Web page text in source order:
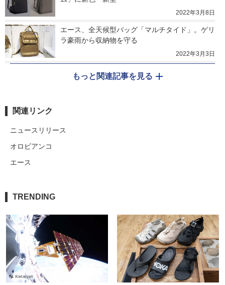
2022年3月8日
エース、全天候型バッグ「マルチタイド」。ゲリ
ラ豪雨から収納物を守る
2022年3月3日
もっと関連記事を見る
関連リンク
ニュースリリース
オロビアンコ
エース
TRENDING